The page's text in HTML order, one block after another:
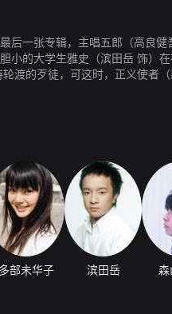
后一张专辑，主唱五郎（高良
小的大学生雅史（滨田岳 饰）
渡的歹徒，可这时，正义使者
多部未华子 滨田岳 森